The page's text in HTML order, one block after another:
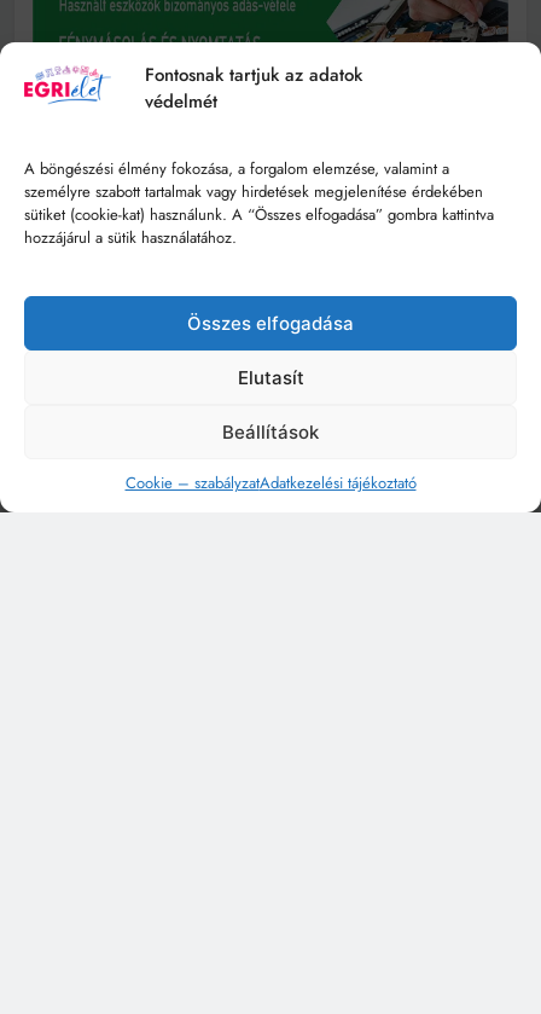
Fontosnak tartjuk az adatok
védelmét
A böngészési élmény fokozása, a forgalom elemzése, valamint a
személyre szabott tartalmak vagy hirdetések megjelenítése érdekében
sütiket (cookie-kat) használunk. A “Összes elfogadása” gombra kattintva
hozzájárul a sütik használatához.
Összes elfogadása
Elutasít
Beállítások
Cookie – szabályzatAdatkezelési tájékoztató